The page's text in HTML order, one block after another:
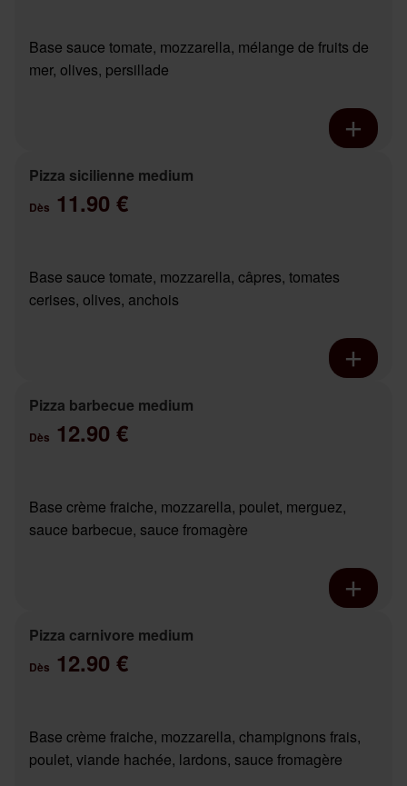
Base sauce tomate, mozzarella, mélange de fruits de
mer, olives, persillade
Pizza sicilienne medium
Dès 11.90 €
Base sauce tomate, mozzarella, câpres, tomates
cerises, olives, anchois
Pizza barbecue medium
Dès 12.90 €
Base crème fraiche, mozzarella, poulet, merguez,
sauce barbecue, sauce fromagère
Pizza carnivore medium
Dès 12.90 €
Base crème fraiche, mozzarella, champignons frais,
poulet, viande hachée, lardons, sauce fromagère